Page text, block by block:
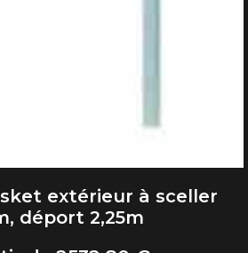
extérieur à sceller
déport 2,25m